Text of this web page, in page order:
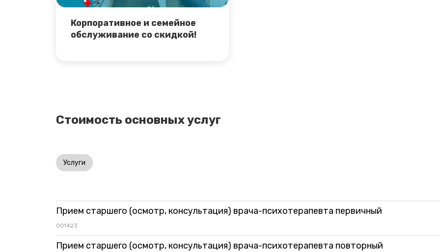
Корпоративное и семейное
обслуживание со скидкой!
Стоимость основных услуг
Услуги
Прием старшего (осмотр, консультация) врача-психотерапевта первичный
001423
Прием старшего (осмотр, консультация) врача-психотерапевта повторный